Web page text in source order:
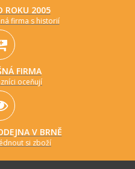
ROKU 2005
firma s historií
FIRMA
oceňují
V BRNĚ
si zboží